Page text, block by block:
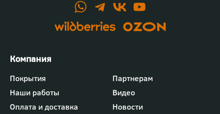
Футер
-
меню
"Компания"
Покрытия
Партнерам
Наши работы
Видео
Оплата и доставка
Новости